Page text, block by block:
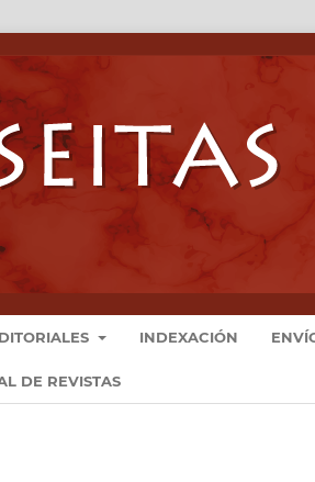
INDEXACIÓN
DE REVISTAS